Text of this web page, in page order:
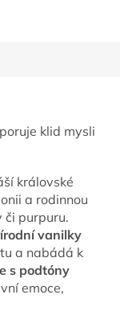
klid mysli
královské
a rodinnou
či purpuru.
vanilky
a nabádá k
s podtóny
emoce,